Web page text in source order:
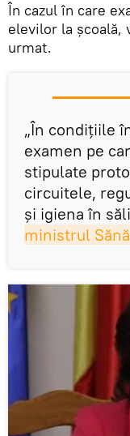
În cazul în care
elevilor la școală,
urmat.
„În condițiile
examen pe
stipulate
circuitele,
și igiena în
ministrul